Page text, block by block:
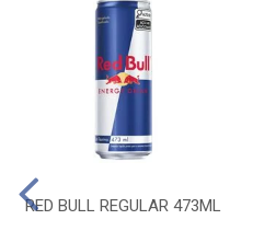
RED BULL REGULAR 473ML